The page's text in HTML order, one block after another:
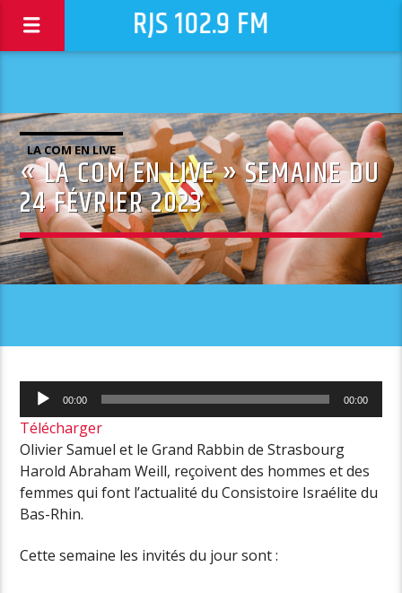
RJS 102.9 FM
LA COM EN LIVE
« LA COM EN LIVE » SEMAINE DU
24 FÉVRIER 2023
Lecteur
audio
00:00 00:00
Télécharger
Olivier Samuel et le Grand Rabbin de Strasbourg
Harold Abraham Weill, reçoivent des hommes et des
femmes qui font l’actualité du Consistoire Israélite du
Bas-Rhin.
Cette semaine les invités du jour sont :